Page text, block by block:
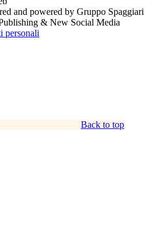
and powered by Gruppo Spaggiari
& New Social Media
personali
Back to top